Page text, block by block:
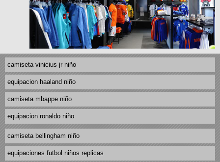
camiseta vinicius jr niño
equipacion haaland niño
camiseta mbappe niño
equipacion ronaldo niño
camiseta bellingham niño
equipaciones futbol niños replicas